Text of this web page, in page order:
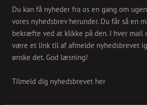
Du kan få nyheder fra os en gang om
vores nyhedsbrev herunder. Du får så en
bekræfte ved at klikke på den. I hver mail
være et link til af afmelde nyhedsbrevet
ønske det. God læsning!
Tilmeld dig nyhedsbrevet her